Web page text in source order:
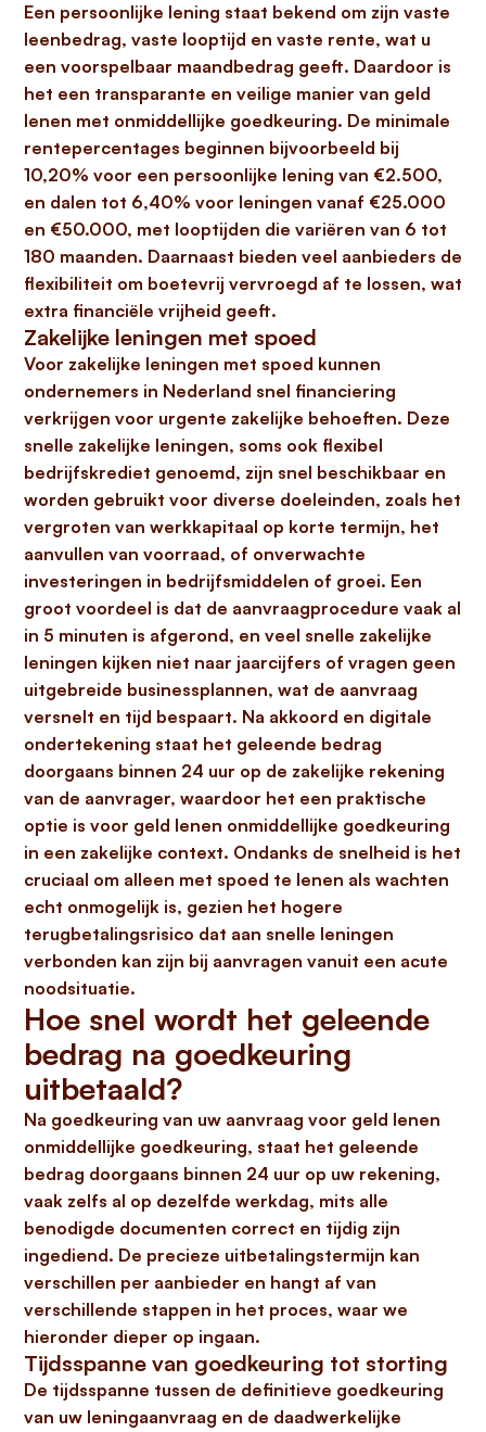
Een persoonlijke lening staat bekend om zijn vaste
leenbedrag, vaste looptijd en vaste rente, wat u
een voorspelbaar maandbedrag geeft. Daardoor is
het een transparante en veilige manier van geld
lenen met onmiddellijke goedkeuring. De minimale
rentepercentages beginnen bijvoorbeeld bij
10,20% voor een persoonlijke lening van €2.500,
en dalen tot 6,40% voor leningen vanaf €25.000
en €50.000, met looptijden die variëren van 6 tot
180 maanden. Daarnaast bieden veel aanbieders de
flexibiliteit om boetevrij vervroegd af te lossen, wat
extra financiële vrijheid geeft.
Zakelijke leningen met spoed
Voor zakelijke leningen met spoed kunnen
ondernemers in Nederland snel financiering
verkrijgen voor urgente zakelijke behoeften. Deze
snelle zakelijke leningen, soms ook flexibel
bedrijfskrediet genoemd, zijn snel beschikbaar en
worden gebruikt voor diverse doeleinden, zoals het
vergroten van werkkapitaal op korte termijn, het
aanvullen van voorraad, of onverwachte
investeringen in bedrijfsmiddelen of groei. Een
groot voordeel is dat de aanvraagprocedure vaak al
in 5 minuten is afgerond, en veel snelle zakelijke
leningen kijken niet naar jaarcijfers of vragen geen
uitgebreide businessplannen, wat de aanvraag
versnelt en tijd bespaart. Na akkoord en digitale
ondertekening staat het geleende bedrag
doorgaans binnen 24 uur op de zakelijke rekening
van de aanvrager, waardoor het een praktische
optie is voor geld lenen onmiddellijke goedkeuring
in een zakelijke context. Ondanks de snelheid is het
cruciaal om alleen met spoed te lenen als wachten
echt onmogelijk is, gezien het hogere
terugbetalingsrisico dat aan snelle leningen
verbonden kan zijn bij aanvragen vanuit een acute
noodsituatie.
Hoe snel wordt het geleende
bedrag na goedkeuring
uitbetaald?
Na goedkeuring van uw aanvraag voor geld lenen
onmiddellijke goedkeuring, staat het geleende
bedrag doorgaans binnen 24 uur op uw rekening,
vaak zelfs al op dezelfde werkdag, mits alle
benodigde documenten correct en tijdig zijn
ingediend. De precieze uitbetalingstermijn kan
verschillen per aanbieder en hangt af van
verschillende stappen in het proces, waar we
hieronder dieper op ingaan.
Tijdsspanne van goedkeuring tot storting
De tijdsspanne tussen de definitieve goedkeuring
van uw leningaanvraag en de daadwerkelijke